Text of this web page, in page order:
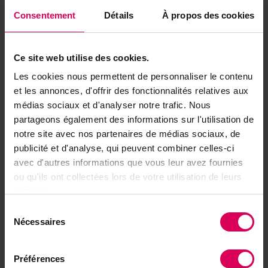
Consentement Détails À propos des cookies
Ce site web utilise des cookies.
Les cookies nous permettent de personnaliser le contenu
et les annonces, d'offrir des fonctionnalités relatives aux
médias sociaux et d'analyser notre trafic. Nous
partageons également des informations sur l'utilisation de
notre site avec nos partenaires de médias sociaux, de
publicité et d'analyse, qui peuvent combiner celles-ci
avec d'autres informations que vous leur avez fournies
ou qu'ils ont collectées lors de votre utilisation de leurs
Nécessaires
Préférences
voire à une rosée matinale. Elles résistent également à
d’années de recherches.
Et leur commercialisation n’a pas été plus facile, se
souvient l’ingénieur agronome, car l’institut fédéral s’est
heurté à un problème de prénom. Initialement baptisée
Lisa, nom qui s’est avéré trop proche de la prune néo-
zélandaise Luisa, elle a été renommée Elsa. Si en Suisse,
la variété a gardé ce patronyme, elle est connue en tant
que Manera dans le reste de l’Europe, puisque Elza
désigne déjà une cerise australienne.
Agroscope travaille aussi à une solution pour limiter les
problème ces dernières années, ce sont les premières